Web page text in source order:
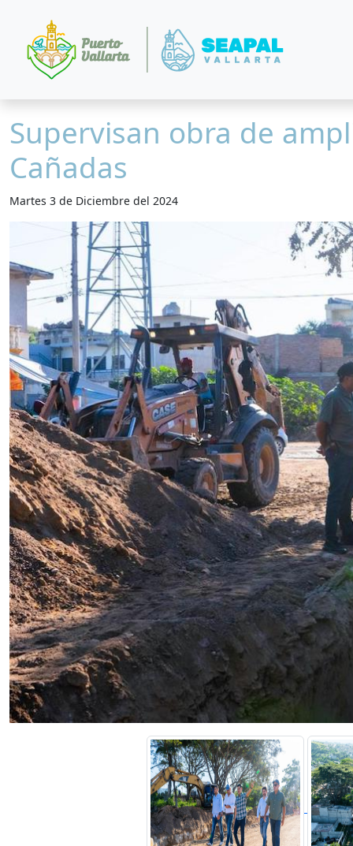
Supervisan obra de
Cañadas
Martes 3 de Diciembre del 2024